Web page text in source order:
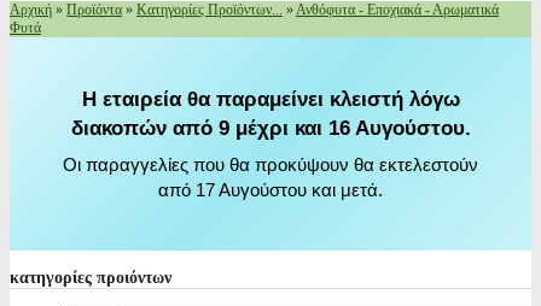
Αρχική » Προϊόντα » Κατηγορίες Προϊόντων... »Ανθόφυτα - Εποχιακά - Αρωματικά
Φυτά
Η εταιρεία θα παραμείνει κλειστή λόγω
διακοπών από 9 μέχρι και 16 Αυγούστου.
Οι παραγγελίες που θα προκύψουν θα εκτελεστούν
από 17 Αυγούστου και μετά.
κατηγορίες προιόντων